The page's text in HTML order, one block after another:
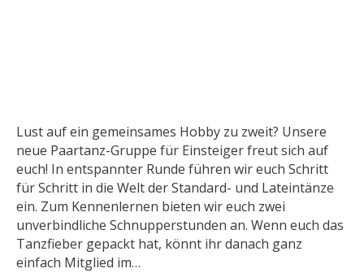
Lust auf ein gemeinsames Hobby zu zweit? Unsere
neue Paartanz-Gruppe für Einsteiger freut sich auf
euch! In entspannter Runde führen wir euch Schritt
für Schritt in die Welt der Standard- und Lateintänze
ein. Zum Kennenlernen bieten wir euch zwei
unverbindliche Schnupperstunden an. Wenn euch das
Tanzfieber gepackt hat, könnt ihr danach ganz
einfach Mitglied im…